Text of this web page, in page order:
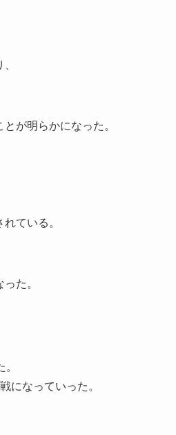
が明らかになった。
ている。
た。
になっていった。